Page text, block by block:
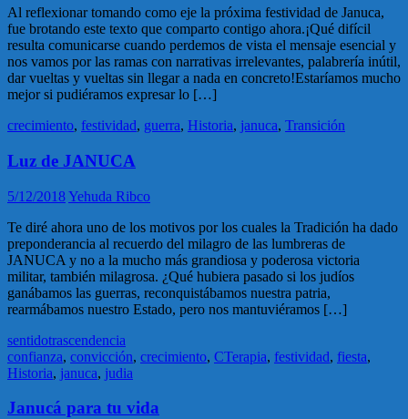
Al reflexionar tomando como eje la próxima festividad de Januca,
fue brotando este texto que comparto contigo ahora.¡Qué difícil
resulta comunicarse cuando perdemos de vista el mensaje esencial y
nos vamos por las ramas con narrativas irrelevantes, palabrería inútil,
dar vueltas y vueltas sin llegar a nada en concreto!Estaríamos mucho
mejor si pudiéramos expresar lo […]
crecimiento, festividad, guerra, Historia, januca, Transición
Luz de JANUCA
5/12/2018Yehuda Ribco
Te diré ahora uno de los motivos por los cuales la Tradición ha dado
preponderancia al recuerdo del milagro de las lumbreras de
JANUCA y no a la mucho más grandiosa y poderosa victoria
militar, también milagrosa. ¿Qué hubiera pasado si los judíos
ganábamos las guerras, reconquistábamos nuestra patria,
rearmábamos nuestro Estado, pero nos mantuviéramos […]
sentidotrascendencia
confianza, convicción, crecimiento, CTerapia, festividad, fiesta,
Historia, januca, judia
Janucá para tu vida